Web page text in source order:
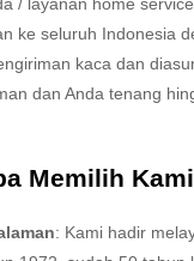
/ layanan home service.
ke seluruh Indonesia
kaca dan
dan Anda tenang
Memilih
: Kami hadir